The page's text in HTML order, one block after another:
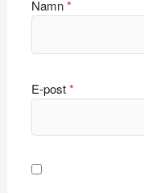
Namn*
E-post*